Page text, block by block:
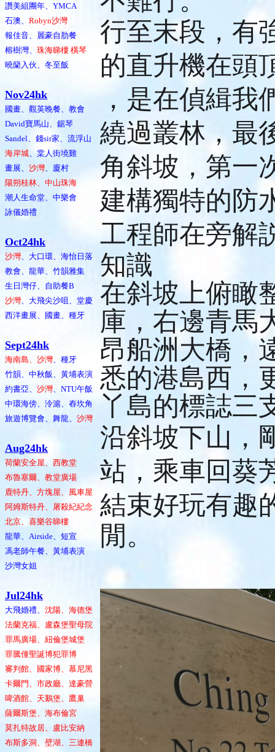
讚美組團年、YMCA
石澳、 Robyn沙灣
報佳音、麗豪自肋餐
榕樹灣、 珠海睇樓 橫琴
曉籣入伙、冬至飯
Nov24hk
國畫、觀英晚餐、教會
David寶馬山、鋸琴
Sandel、錢sir家、流浮山
海岸城、棠人街墝雞
畫展、 沙灣、廈村
陽朔桂林、中山珠海
潮人生命堂、中樂會
詠儀婚禮
Oct24hk
沙灣、大口環、海怡日落
教會、龍華、竹韻雅集
生日灣仔、自助餐B
沙灣、大飛尖沙咀、堂慶
西洋畫展、國畫、種牙
Sept24hk
海南島、沙灣、種牙
竹韻、中秋飯、黃埔表演
約書亞、 沙灣、NTU午飯
中環海傍、泠滬、舂坎角
旅遊博覽會、舞龍、 沙灣
Aug24hk
荷蘭安全屋、西教堂
布魯塞爾、教堂廣場
鹿特丹、方塊屋、風車屋
阿姆斯特丹、屠殺紀紀念
北京、喜樂谷睇樓
龍華、Airside、短宣
馮老師午餐、黃埔表演
沙灣女姐
Jul24hk
大飛婚禮、 沈陽、海德堡
法蘭克福、盧森堡聖母院
罪馬廣場、紐倫堡城堡
罪騰僮聖誕博犯罪博
審判館、國家博、慕尼黑
卡爾門、市政廳、達豪營
啤酒館、天鵝堡、鷹巢
薩爾斯堡、海布倫宮
莫扎特故居、盧比安納
布斯多洞、壁湖、三連橋
行至末段，有
的直升機在頭
，是在偵緝我
繞過叢林，最
角斜坡，第一
建構獨特的防
工程師在旁解
知識
在斜坡上俯瞰
庫，右邊青馬
昂船洲大橋，
悉的港島西，
丫島的標誌三
沿斜坡下山，
站，乘車回葵
結束好玩有趣
閒。